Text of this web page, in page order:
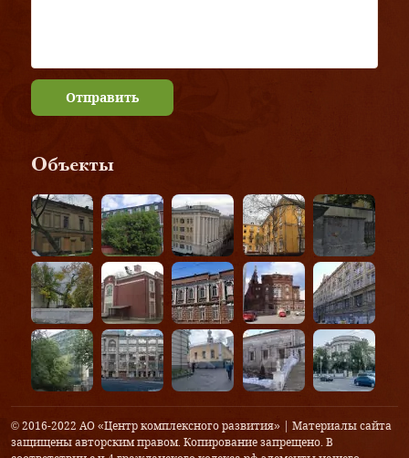
Отправить
Объекты
© 2016-2022 АО «Центр комплексного развития» | Материалы сайта
защищены авторским правом. Копирование запрещено. В